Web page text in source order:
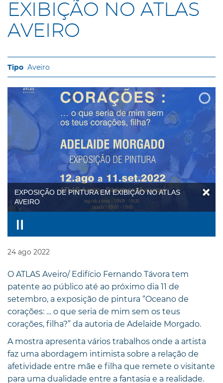
EXIBIÇÃO NO ATLAS
AVEIRO
Aveiro
EXPOSIÇÃO DE PINTURA EM EXIBIÇÃO NO ATLAS
AVEIRO
24 ago 2022
O ATLAS Aveiro/ Edifício Fernando Távora tem
patente ao público até ao próximo dia 11 de
setembro, a exposição de pintura “Oceano de
corações: … o que seria de mim sem os teus
corações, filha?” da autoria de Adelaide Morgado.
A mostra apresenta vários trabalhos onde a artista
faz uma abordagem intimista sobre a relação de
afetividade entre mãe e filha que remete o visitante
para uma dualidade entre a fantasia e a realidade.